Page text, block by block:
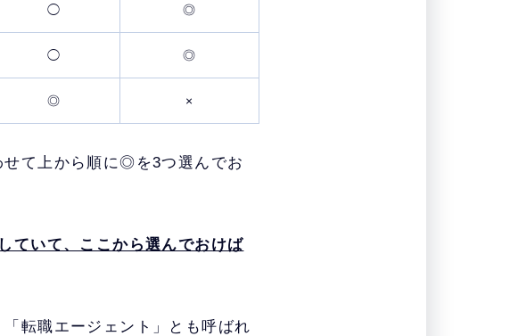
◯ ◎
◯ ◎
◎ ×
せて上から順に◎を3つ選んでお
ていて、ここから選んでおけば
転職エージェント」とも呼ばれ